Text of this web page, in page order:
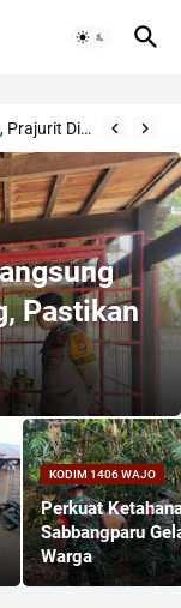
Kodim Wajo Awali Pekan dengan Upacara, Prajurit Diingatkan Jaga Profesionalisme
Pastikan
KODIM 1406 WAJO
Perkuat
Sabbangparu
Warga